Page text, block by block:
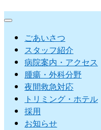
ごあいさつ
スタッフ紹介
病院案内・アクセス
腫瘍・外科分野
夜間救急対応
トリミング・ホテル
採用
お知らせ